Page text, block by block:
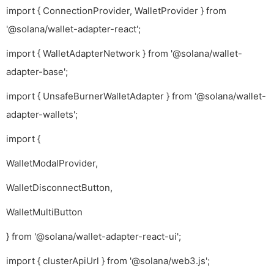
import { ConnectionProvider, WalletProvider } from
'@solana/wallet-adapter-react';
import { WalletAdapterNetwork } from '@solana/wallet-
adapter-base';
import { UnsafeBurnerWalletAdapter } from '@solana/wallet-
adapter-wallets';
import {
WalletModalProvider,
WalletDisconnectButton,
WalletMultiButton
} from '@solana/wallet-adapter-react-ui';
import { clusterApiUrl } from '@solana/web3.js';